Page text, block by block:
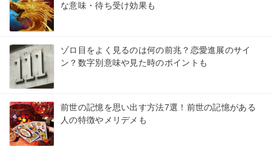
な意味・待ち受け効果も
ゾロ目をよく見るのは何の前兆？恋愛進展のサイ
ン？数字別意味や見た時のポイントも
前世の記憶を思い出す方法7選！前世の記憶がある
人の特徴やメリデメも